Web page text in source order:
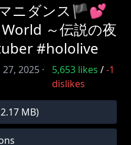
ニダンス🏴💕
～伝説の夜
#hololive
27, 2025 ·
5,653likes / -1
dislikes
2.17 MB)